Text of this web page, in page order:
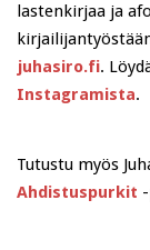
lastenkirjaa ja
juhasiro.fi.
Instagramista.
Tutustu myös
Ahdistuspurkit